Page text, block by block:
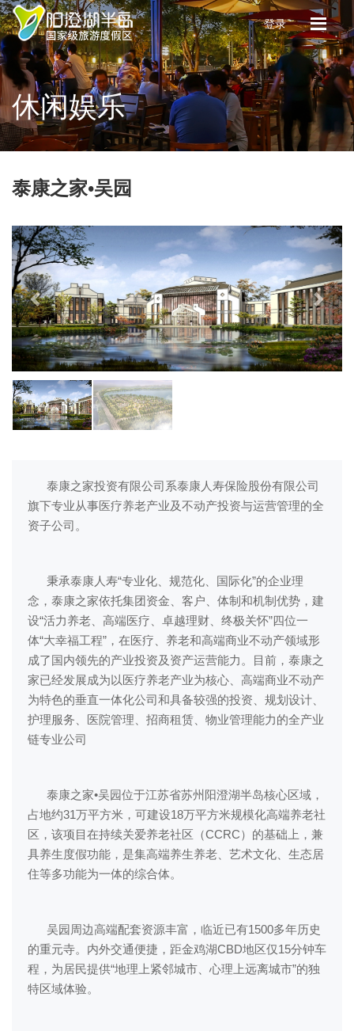
登录
休闲娱乐
泰康之家•吴园
泰康之家投资有限公司系泰康人寿保险股份有限公司
旗下专业从事医疗养老产业及不动产投资与运营管理的全
资子公司。
秉承泰康人寿“专业化、规范化、国际化”的企业理
念，泰康之家依托集团资金、客户、体制和机制优势，建
设“活力养老、高端医疗、卓越理财、终极关怀”四位一
体“大幸福工程”，在医疗、养老和高端商业不动产领域形
成了国内领先的产业投资及资产运营能力。目前，泰康之
家已经发展成为以医疗养老产业为核心、高端商业不动产
为特色的垂直一体化公司和具备较强的投资、规划设计、
护理服务、医院管理、招商租赁、物业管理能力的全产业
链专业公司
泰康之家•吴园位于江苏省苏州阳澄湖半岛核心区域，
占地约31万平方米，可建设18万平方米规模化高端养老社
区，该项目在持续关爱养老社区（CCRC）的基础上，兼
具养生度假功能，是集高端养生养老、艺术文化、生态居
住等多功能为一体的综合体。
吴园周边高端配套资源丰富，临近已有1500多年历史
的重元寺。内外交通便捷，距金鸡湖CBD地区仅15分钟车
程，为居民提供“地理上紧邻城市、心理上远离城市”的独
特区域体验。